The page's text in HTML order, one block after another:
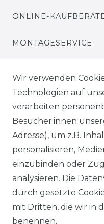
ONLINE-
MONTAGESERVICE
BEZAHLUNG
KLIMA- UND
LEXIKON
UNTERNEHMEN
ÜBER UNS
Wir verwenden
Technologien auf
verarbeiten
Besucher:innen
Adresse), um z.B.
personalisieren,
einzubinden oder
analysieren. Die
durch gesetzte
mit Dritten, die wir in
benennen.